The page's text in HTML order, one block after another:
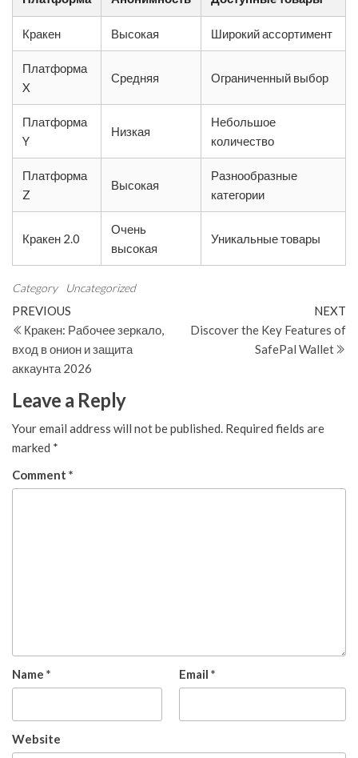
Кракен Высокая Широкий ассортимент
Платформа
X
Средняя Ограниченный выбор
Платформа
Y
Низкая
Небольшое
количество
Платформа
Z
Высокая
Разнообразные
категории
Кракен 2.0
Очень
высокая
Уникальные товары
Category Uncategorized
Post
navigation
Previous
Post
PREVIOUS
Кракен: Рабочее зеркало,
вход в онион и защита
аккаунта 2026
NEXT
Discover the Key Features of
SafePal Wallet
Leave a Reply
Your email address will not be published. Required fields are
marked *
Comment *
Name * Email *
Website